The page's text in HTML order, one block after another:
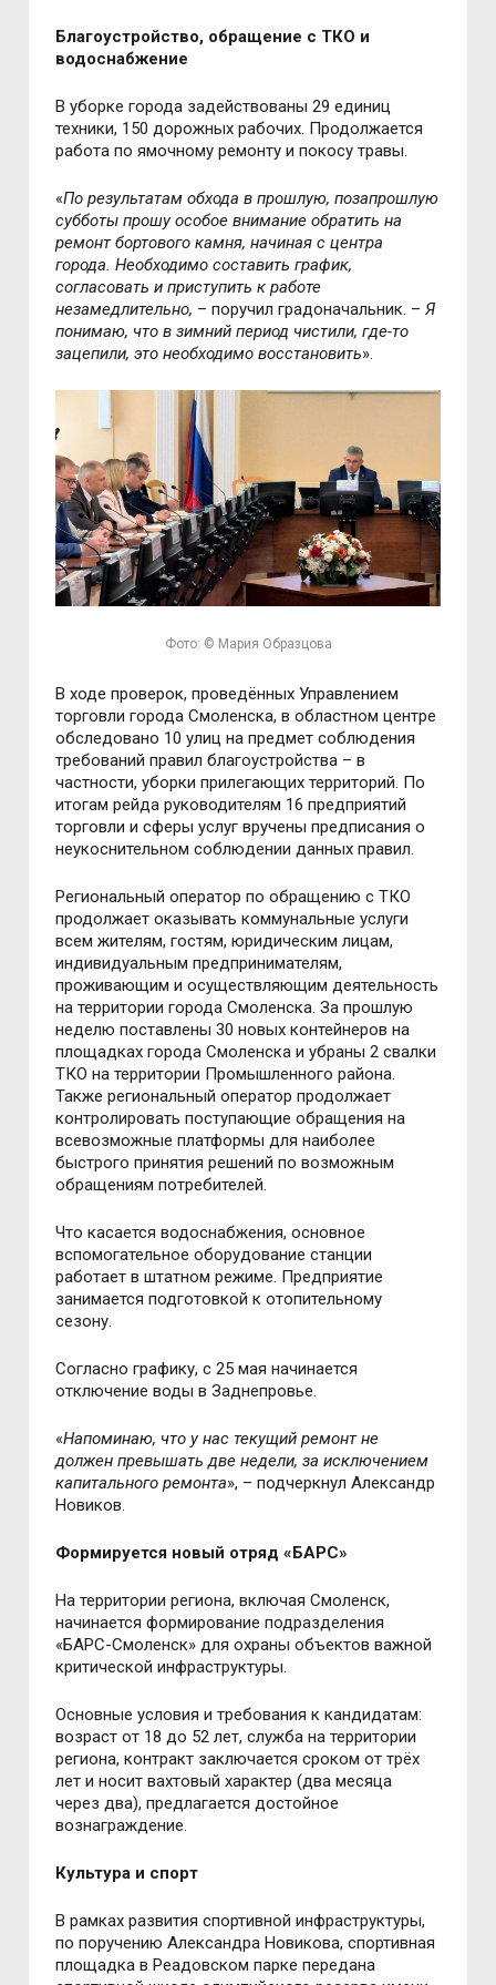
Благоустройство, обращение с ТКО и
водоснабжение
В уборке города задействованы 29 единиц
техники, 150 дорожных рабочих. Продолжается
работа по ямочному ремонту и покосу травы.
«По результатам обхода в прошлую, позапрошлую
субботы прошу особое внимание обратить на
ремонт бортового камня, начиная с центра
города. Необходимо составить график,
согласовать и приступить к работе
незамедлительно, – поручил градоначальник. –Я
понимаю, что в зимний период чистили, где-то
зацепили, это необходимо восстановить».
Фото: © Мария Образцова
В ходе проверок, проведённых Управлением
торговли города Смоленска, в областном центре
обследовано 10 улиц на предмет соблюдения
требований правил благоустройства – в
частности, уборки прилегающих территорий. По
итогам рейда руководителям 16 предприятий
торговли и сферы услуг вручены предписания о
неукоснительном соблюдении данных правил.
Региональный оператор по обращению с ТКО
продолжает оказывать коммунальные услуги
всем жителям, гостям, юридическим лицам,
индивидуальным предпринимателям,
проживающим и осуществляющим деятельность
на территории города Смоленска. За прошлую
неделю поставлены 30 новых контейнеров на
площадках города Смоленска и убраны 2 свалки
ТКО на территории Промышленного района.
Также региональный оператор продолжает
контролировать поступающие обращения на
всевозможные платформы для наиболее
быстрого принятия решений по возможным
обращениям потребителей.
Что касается водоснабжения, основное
вспомогательное оборудование станции
работает в штатном режиме. Предприятие
занимается подготовкой к отопительному
сезону.
Согласно графику, с 25 мая начинается
отключение воды в Заднепровье.
«Напоминаю, что у нас текущий ремонт не
должен превышать две недели, за исключением
капитального ремонта», – подчеркнул Александр
Новиков.
Формируется новый отряд «БАРС»
На территории региона, включая Смоленск,
начинается формирование подразделения
«БАРС-Смоленск» для охраны объектов важной
критической инфраструктуры.
Основные условия и требования к кандидатам:
возраст от 18 до 52 лет, служба на территории
региона, контракт заключается сроком от трёх
лет и носит вахтовый характер (два месяца
через два), предлагается достойное
вознаграждение.
Культура и спорт
В рамках развития спортивной инфраструктуры,
по поручению Александра Новикова, спортивная
площадка в Реадовском парке передана